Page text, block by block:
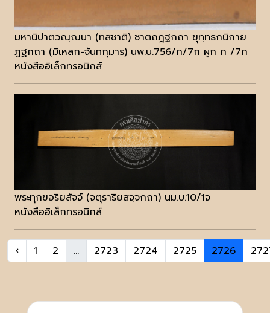
มหานิปาตวณฺณนา (ทสชาติ) ชาตถฎฐกถา ขุทฺทธกนิกาย
ฎฐกถา (มิเหสก-จันทกุมาร) นพ.บ.756/ก/7ก ผูก ก /7ก
หนังสืออิเล็กทรอนิกส์
พระทุกขอริยสัจจ์ (จตุราริยสจฺจกถา) นม.บ.10/1จ
หนังสืออิเล็กทรอนิกส์
‹ 1 2 ... 2723 2724 2725 2726